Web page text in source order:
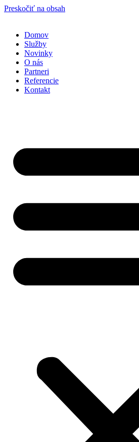
Preskočiť na obsah
Domov
Služby
Novinky
O nás
Partneri
Referencie
Kontakt